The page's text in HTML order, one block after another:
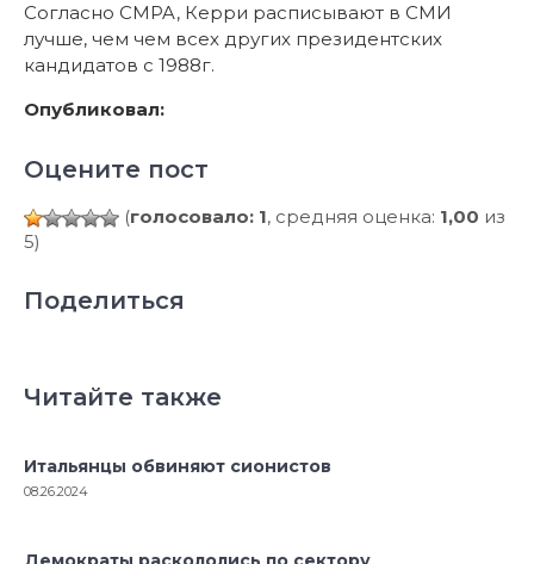
Согласно CMPA, Керри расписывают в СМИ
лучше, чем чем всех других президентских
кандидатов с 1988г.
Опубликовал:
Оцените пост
(голосовало: 1, средняя оценка: 1,00 из
5)
Поделиться
Читайте также
Итальянцы обвиняют сионистов
08.26.2024